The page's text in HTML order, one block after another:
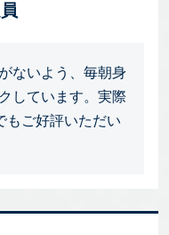
ないよう、毎朝身
しています。実際
もご好評いただい